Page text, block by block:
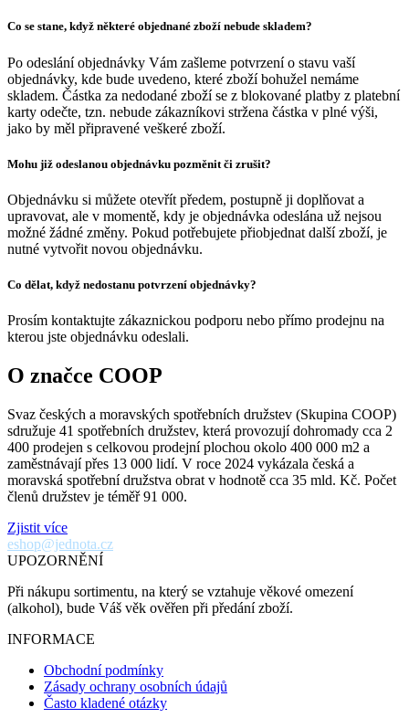
Co se stane, když některé objednané zboží nebude skladem?
Po odeslání objednávky Vám zašleme potvrzení o stavu vaší
objednávky, kde bude uvedeno, které zboží bohužel nemáme
skladem. Částka za nedodané zboží se z blokované platby z platební
karty odečte, tzn. nebude zákazníkovi stržena částka v plné výši,
jako by měl připravené veškeré zboží.
Mohu již odeslanou objednávku pozměnit či zrušit?
Objednávku si můžete otevřít předem, postupně ji doplňovat a
upravovat, ale v momentě, kdy je objednávka odeslána už nejsou
možné žádné změny. Pokud potřebujete přiobjednat další zboží, je
nutné vytvořit novou objednávku.
Co dělat, když nedostanu potvrzení objednávky?
Prosím kontaktujte zákaznickou podporu nebo přímo prodejnu na
kterou jste objednávku odeslali.
O značce COOP
Svaz českých a moravských spotřebních družstev (Skupina COOP)
sdružuje 41 spotřebních družstev, která provozují dohromady cca 2
400 prodejen s celkovou prodejní plochou okolo 400 000 m2 a
zaměstnávají přes 13 000 lidí. V roce 2024 vykázala česká a
moravská spotřební družstva obrat v hodnotě cca 35 mld. Kč. Počet
členů družstev je téměř 91 000.
Zjistit více
eshop@jednota.cz
UPOZORNĚNÍ
Při nákupu sortimentu, na který se vztahuje věkové omezení
(alkohol), bude Váš věk ověřen při předání zboží.
INFORMACE
Obchodní podmínky
Zásady ochrany osobních údajů
Často kladené otázky